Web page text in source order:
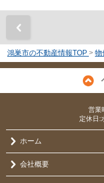
鴻巣市の不動産情報TOP > 物
営業
定休日:
ホーム
会社概要